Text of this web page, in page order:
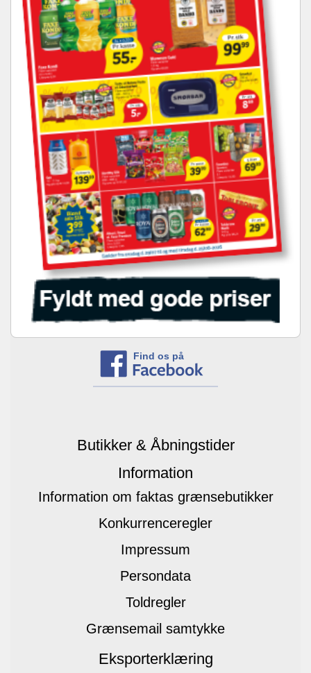
Find os på
Butikker & Åbningstider
Information
Information om faktas grænsebutikker
Konkurrenceregler
Impressum
Persondata
Toldregler
Grænsemail samtykke
Eksporterklæring